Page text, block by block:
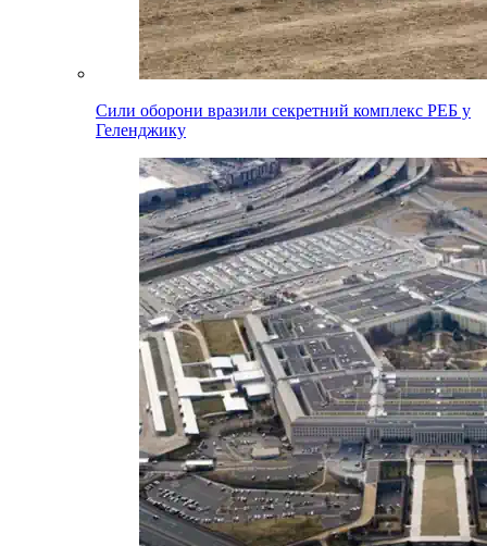
Сили оборони вразили секретний комплекс РЕБ у
Геленджику